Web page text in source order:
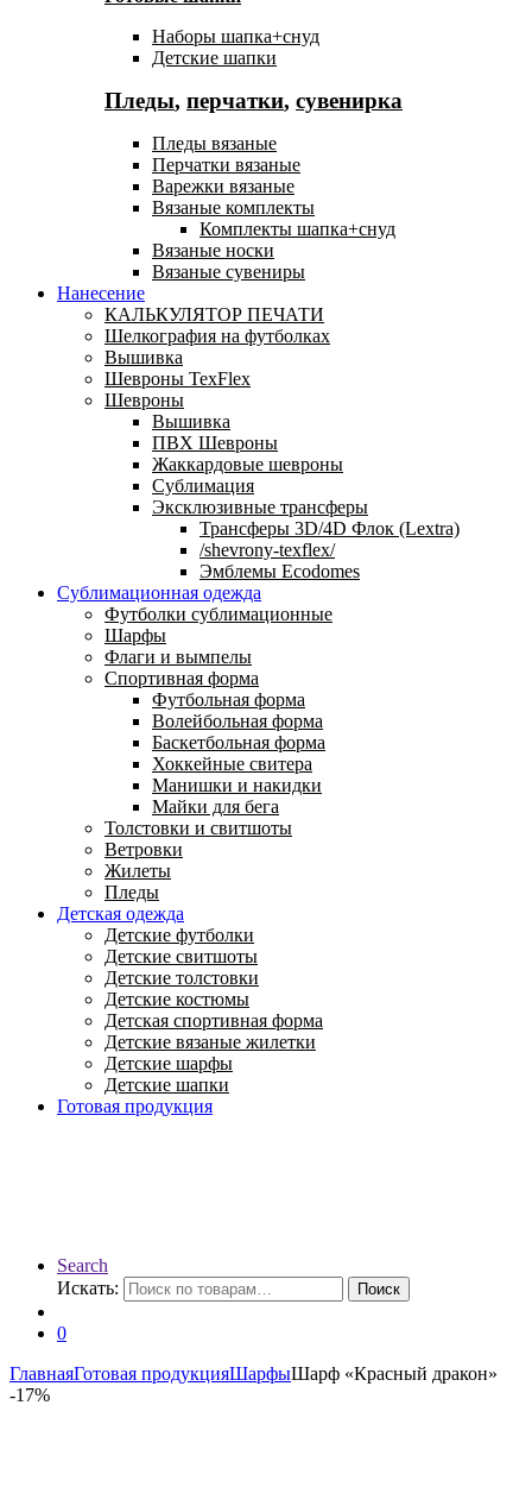
Наборы шапка+снуд
Детские шапки
Пледы, перчатки, сувенирка
Пледы вязаные
Перчатки вязаные
Варежки вязаные
Вязаные комплекты
Комплекты шапка+снуд
Вязаные носки
Вязаные сувениры
Нанесение
КАЛЬКУЛЯТОР ПЕЧАТИ
Шелкография на футболках
Вышивка
Шевроны TexFlex
Шевроны
Вышивка
ПВХ Шевроны
Жаккардовые шевроны
Сублимация
Эксклюзивные трансферы
Трансферы 3D/4D Флок (Lextra)
/shevrony-texflex/
Эмблемы Ecodomes
Сублимационная одежда
Футболки сублимационные
Шарфы
Флаги и вымпелы
Спортивная форма
Футбольная форма
Волейбольная форма
Баскетбольная форма
Хоккейные свитера
Манишки и накидки
Майки для бега
Толстовки и свитшоты
Ветровки
Жилеты
Пледы
Детская одежда
Детские футболки
Детские свитшоты
Детские толстовки
Детские костюмы
Детская спортивная форма
Детские вязаные жилетки
Детские шарфы
Детские шапки
Готовая продукция
Search
Искать:
Поиск
0
ГлавнаяГотовая продукцияШарфыШарф «Красный дракон»
-17%